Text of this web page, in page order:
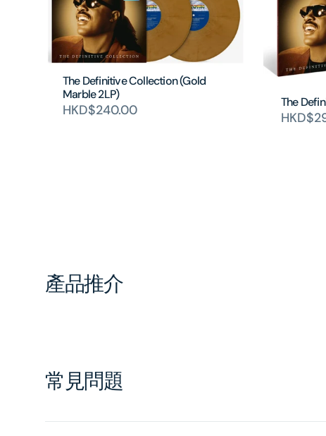
The Definitive Collection (Gold
Marble 2LP)
HKD$240.00
The
產品推介
常見問題